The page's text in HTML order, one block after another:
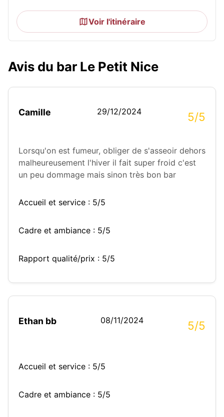
Voir l'itinéraire
Avis du bar Le Petit Nice
Camille 29/12/2024 5/5
Lorsqu'on est fumeur, obliger de s'asseoir dehors
malheureusement l'hiver il fait super froid c'est
un peu dommage mais sinon très bon bar
Accueil et service : 5/5
Cadre et ambiance : 5/5
Rapport qualité/prix : 5/5
Ethan bb 08/11/2024 5/5
Accueil et service : 5/5
Cadre et ambiance : 5/5